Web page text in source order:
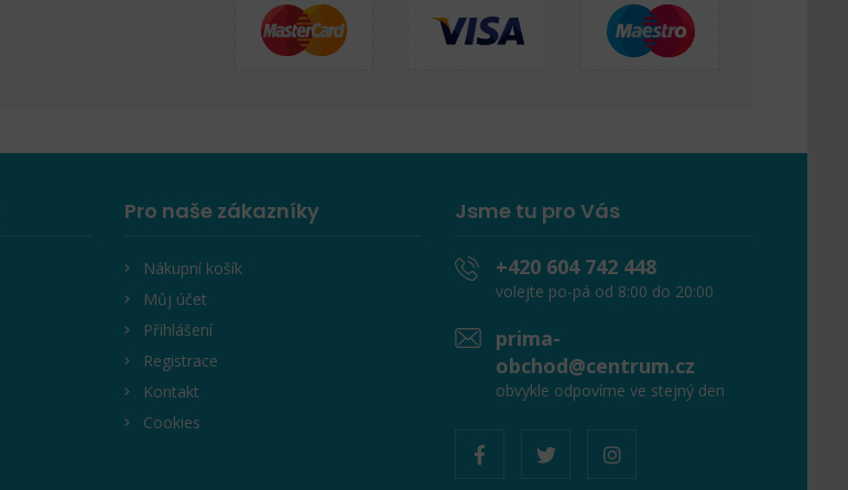
Pro naše zákazníky
Nákupní košík
Můj účet
Přihlášení
Registrace
Kontakt
Cookies
Jsme tu pro Vás
+420 604 742 448
volejte po-pá od 8:00 do 20:00
prima-
obchod@centrum.cz
obvykle odpovíme ve stejný den